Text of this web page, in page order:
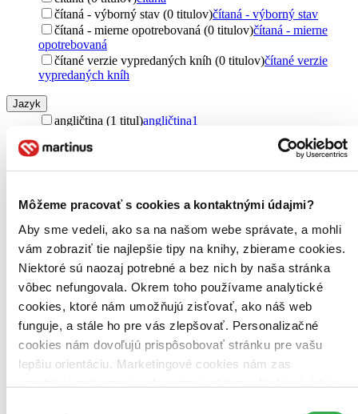
Môžeme pracovať s cookies a kontaktnými údajmi?
Aby sme vedeli, ako sa na našom webe správate, a mohli
vám zobraziť tie najlepšie tipy na knihy, zbierame cookies.
Niektoré sú naozaj potrebné a bez nich by naša stránka
vôbec nefungovala. Okrem toho používame analytické
cookies, ktoré nám umožňujú zisťovať, ako náš web
funguje, a stále ho pre vás zlepšovať. Personalizačné
cookies nám dovoľujú prispôsobovať stránku pre vašu
lepšiu orientáciu. Marketingové cookies nám zas
čítaná - výborný stav (0 titulov)čítaná - výborný stav
čítaná - mierne opotrebovaná (0 titulov)čítaná - mierne
opotrebovaná
čítané verzie vypredaných kníh (0 titulov)čítané verzie
vypredaných kníh
Jazyk
angličtina (1 titul)angličtina1
cudzí jazyk (1 titul)
Zoradiť
Bestsellery
Top hodnotené
Novinky
Najdrahšie
Najlacnejšie
Najvyššia zľava